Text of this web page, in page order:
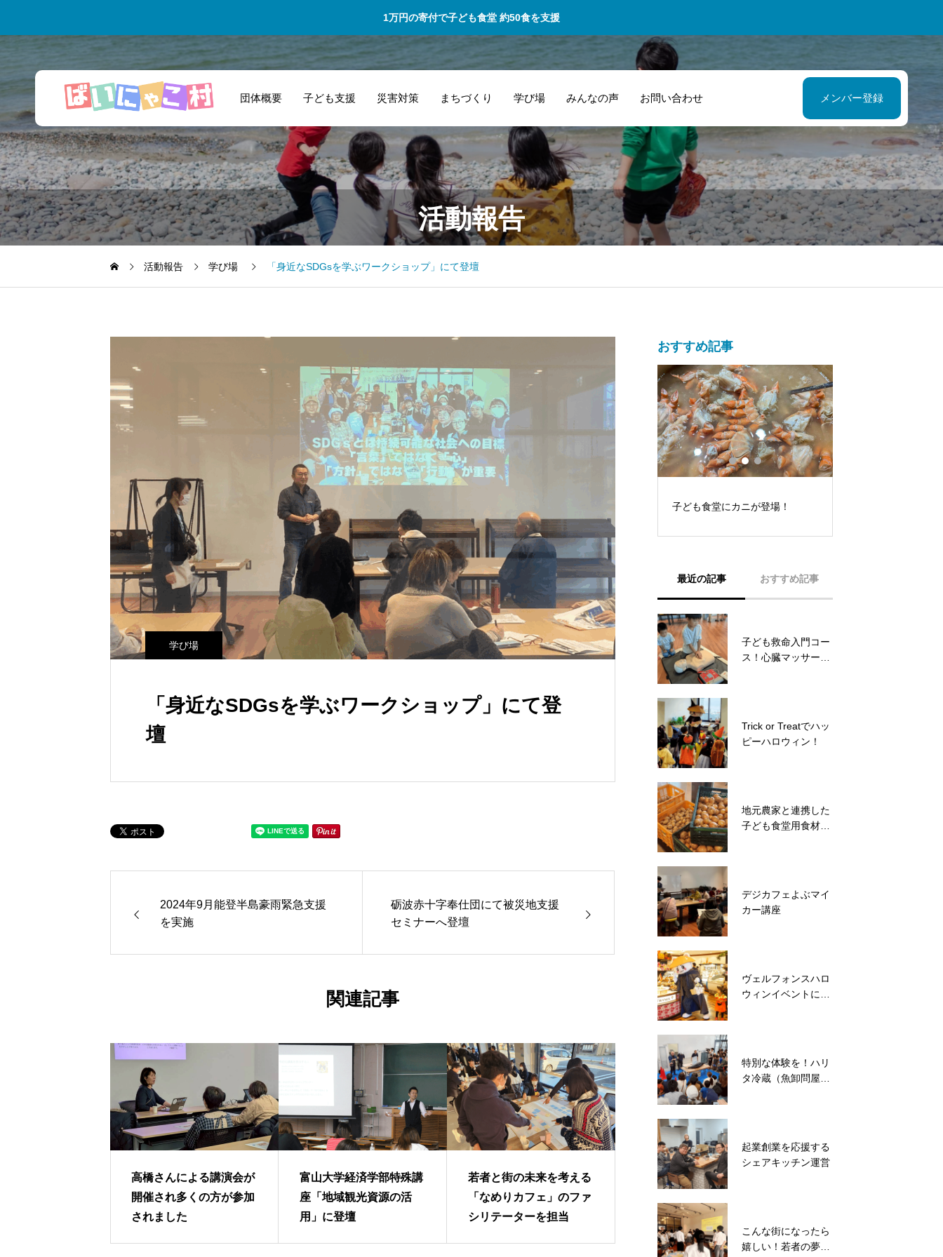
1万円の寄付で子ども食堂 約50食を支援
団体概要 子ども支援 災害対策 まちづくり 学び場 みんなの声 お問い合わせ メンバー登録
一緒に商品開発と
いう新たな挑戦を
しました！
私にとってとても
心強いパートナー
的な存在です！
タレントとしてチ
ャレンジする私を
応援して頂きまし
私たち高校生が
ャレンジする場
提供していただ
活動報告
活動報告 学び場 「身近なSDGsを学ぶワークショップ」にて登壇
学び場
「身近なSDGsを学ぶワークショップ」にて登
壇
2024年9月能登半島豪雨緊急支援
を実施
砺波赤十字奉仕団にて被災地支援
セミナーへ登壇
関連記事
高橋さんによる講演会が
開催され多くの方が参加
されました
富山大学経済学部特殊講
座「地域観光資源の活
用」に登壇
若者と街の未来を考える
「なめりカフェ」のファ
シリテーターを担当
おすすめ記事
ゃこ村樋口も登壇
子ども食堂にカニが登場！
最近の記事 おすすめ記事
子ども救命入門コー
ス！心臓マッサージ
Trick or Treatでハッ
ピーハロウィン！
地元農家と連携した
子ども食堂用食材調
デジカフェよぶマイ
カー講座
ヴェルフォンスハロ
ウィンイベントに出
特別な体験を！ハリ
タ冷蔵（魚卸問屋は
起業創業を応援する
シェアキッチン運営
こんな街になったら
嬉しい！若者の夢や
東日本大震災で親を
亡くした子ども達の
被災地と支援者をマ
ッチング！滑川市長
被災地支援のご縁と
経験を活かして地域
子ども達に特別な体
験を！西部小学校に
能登半島災害で分断
された地域コミュニ
能登半島地震発災後
8分で避難施設メリ